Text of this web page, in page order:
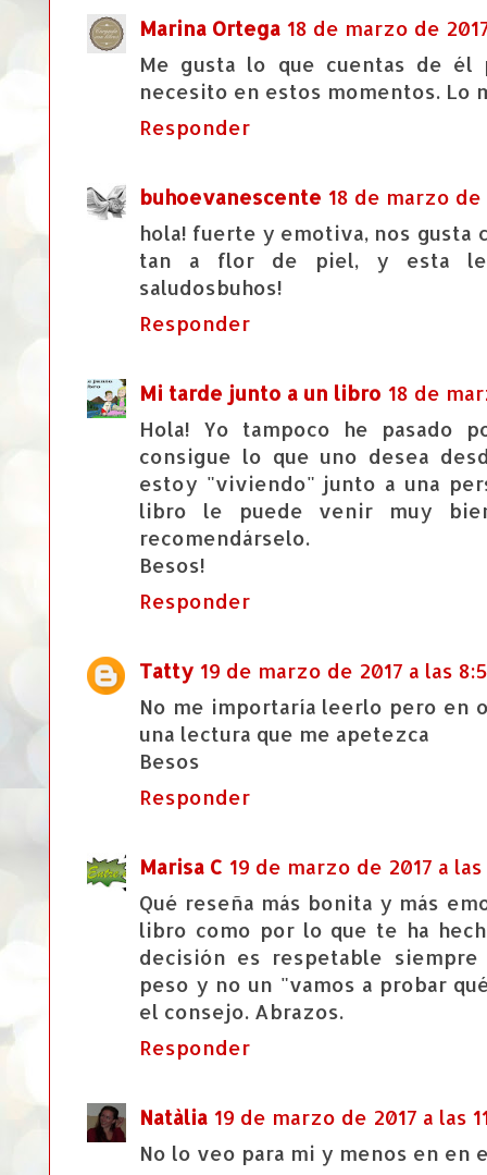
Marina Ortega 18 de marzo de
Me gusta lo que cuentas de
necesito en estos momentos. Lo
Responder
buhoevanescente 18 de marzo de
hola! fuerte y emotiva, nos
tan a flor de piel, y esta
saludosbuhos!
Responder
Mi tarde junto a un libro 18 de
Hola! Yo tampoco he pasado
consigue lo que uno desea
estoy "viviendo" junto a una
libro le puede venir muy
recomendárselo.
Besos!
Responder
Tatty 19 de marzo de 2017 a las
No me importaría leerlo pero en
una lectura que me apetezca
Besos
Responder
Marisa C 19 de marzo de 2017 a
Qué reseña más bonita y más
libro como por lo que te ha
decisión es respetable
peso y no un "vamos a probar
el consejo. Abrazos.
Responder
Natàlia 19 de marzo de 2017 a las
No lo veo para mi y menos en en